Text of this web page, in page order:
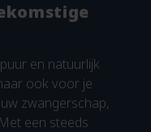
en natuurlijk
ook voor je
zwangerschap,
een steeds